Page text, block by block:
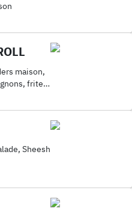
maison,
frites,
Sheesh